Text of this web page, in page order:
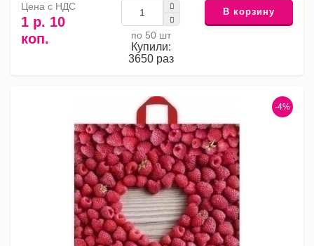
Цена с НДС
1 р. 10
коп.
по 50 шт
Купили:
3650 раз
В корзину
-4%